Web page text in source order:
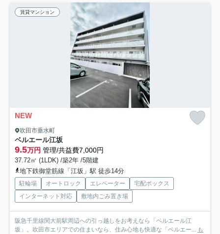
賃貸マンション
NEW
吹田市垂水町
ベルエール江坂
9.5万円 管理/共益費7,000円
37.72㎡ (1LDK) /築2年 /5階建
地下鉄御堂筋線「江坂」駅 徒歩14分
駐輪場 オートロック エレベーター
宅配ボックス
インターネット対応
敷地内ごみ置き場
阪急千里線関大前駅周辺への引っ越しをお考えなら「ベルエール江
坂」。吹田市エリアでの住まいなら、住み心地も快適な「ベルエー...
も